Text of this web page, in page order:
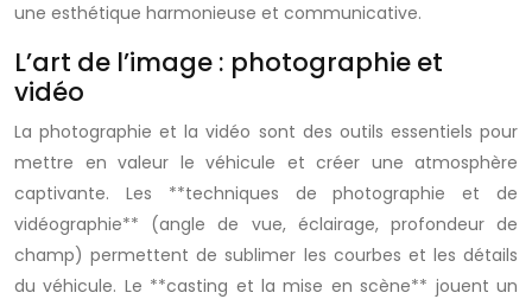
une esthétique harmonieuse et communicative.
L’art de l’image : photographie et
vidéo
La photographie et la vidéo sont des outils essentiels pour
mettre en valeur le véhicule et créer une atmosphère
captivante. Les **techniques de photographie et de
vidéographie** (angle de vue, éclairage, profondeur de
champ) permettent de sublimer les courbes et les détails
du véhicule. Le **casting et la mise en scène** jouent un